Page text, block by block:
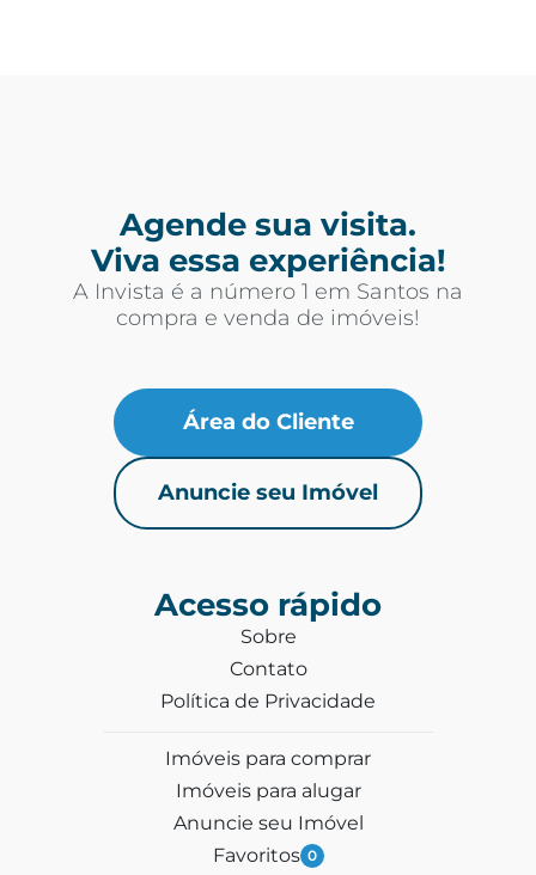
Agende sua visita.
Viva essa experiência!
A Invista é a número 1 em Santos na
compra e venda de imóveis!
Área do Cliente
Anuncie seu Imóvel
Acesso rápido
Sobre
Contato
Política de Privacidade
Imóveis para comprar
Imóveis para alugar
Anuncie seu Imóvel
Favoritos 0